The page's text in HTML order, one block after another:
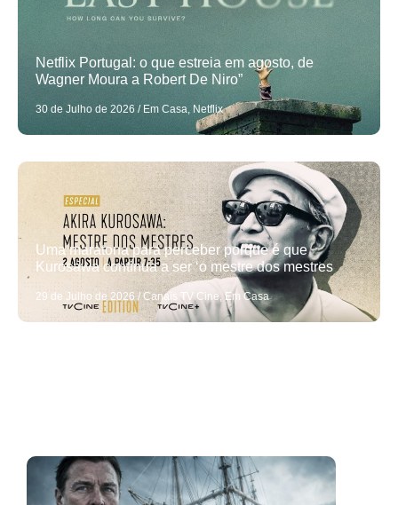
Netflix Portugal: o que estreia em agosto, de
Wagner Moura a Robert De Niro”
30 de Julho de 2026 / Em Casa, Netflix
Uma maratona para perceber porque é que
Kurosawa continua a ser ‘o mestre dos mestres
29 de Julho de 2026 / Canais TV Cine, Em Casa